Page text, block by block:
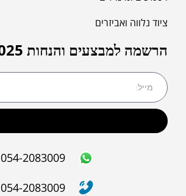
ציוד נלווה ואביזרים
הרשמה למבצעים והנחות 2025
054-2083009
054-2083009